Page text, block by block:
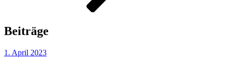
Beiträge
Veröffentlicht
1. April 2023